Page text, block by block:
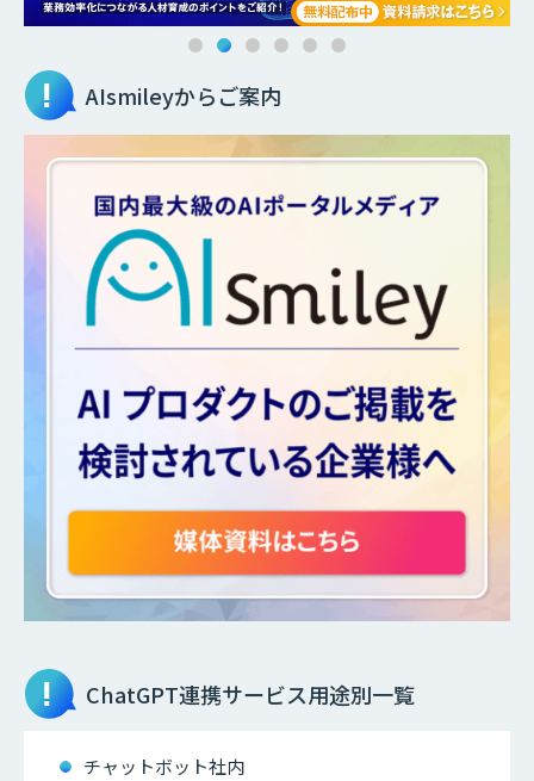
AIsmileyからご案内
ChatGPT連携サービス用途別一覧
チャットボット社内